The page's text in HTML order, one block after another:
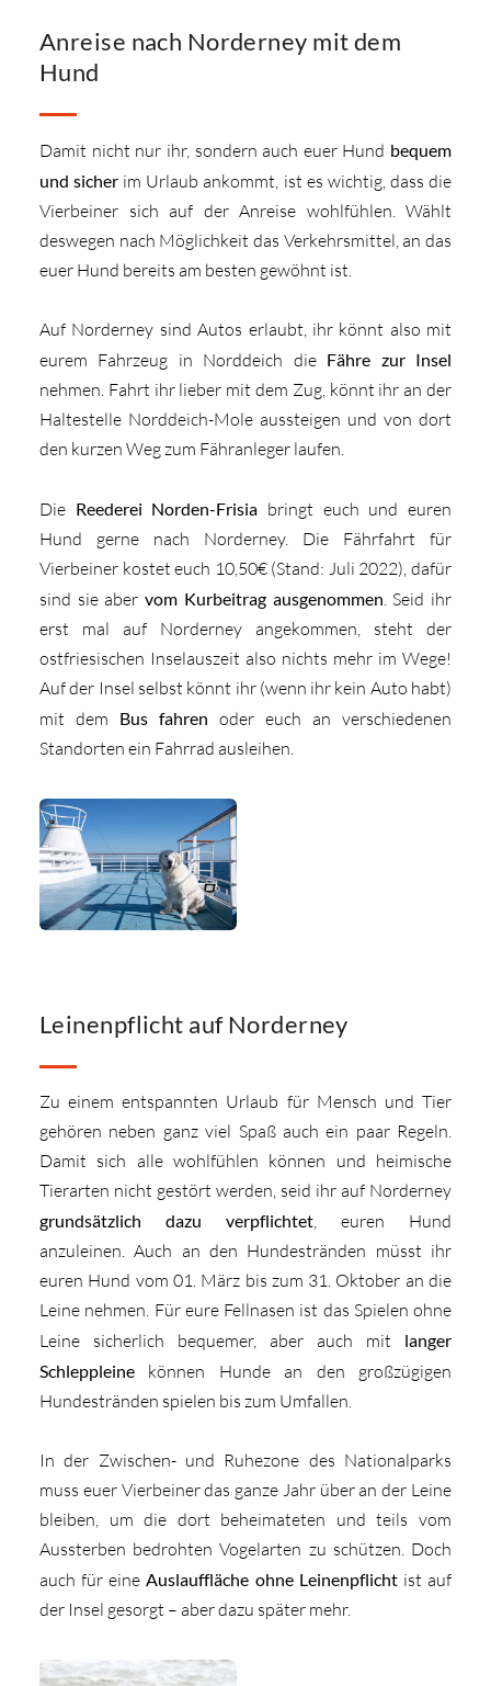
Anreise nach Norderney mit dem
Hund
Damit nicht nur ihr, sondern auch euer Hund bequem
und sicher im Urlaub ankommt, ist es wichtig, dass die
Vierbeiner sich auf der Anreise wohlfühlen. Wählt
deswegen nach Möglichkeit das Verkehrsmittel, an das
euer Hund bereits am besten gewöhnt ist.
Auf Norderney sind Autos erlaubt, ihr könnt also mit
eurem Fahrzeug in Norddeich die Fähre zur Insel
nehmen. Fahrt ihr lieber mit dem Zug, könnt ihr an der
Haltestelle Norddeich-Mole aussteigen und von dort
den kurzen Weg zum Fähranleger laufen.
Die Reederei Norden-Frisia bringt euch und euren
Hund gerne nach Norderney. Die Fährfahrt für
Vierbeiner kostet euch 10,50€ (Stand: Juli 2022), dafür
sind sie abervom Kurbeitrag ausgenommen. Seid ihr
erst mal auf Norderney angekommen, steht der
ostfriesischen Inselauszeit also nichts mehr im Wege!
Auf der Insel selbst könnt ihr (wenn ihr kein Auto habt)
mit dem Bus fahren oder euch an verschiedenen
Standorten ein Fahrrad ausleihen.
Leinenpflicht auf Norderney
Zu einem entspannten Urlaub für Mensch und Tier
gehören neben ganz viel Spaß auch ein paar Regeln.
Damit sich alle wohlfühlen können und heimische
Tierarten nicht gestört werden, seid ihr auf Norderney
grundsätzlich dazu verpflichtet, euren Hund
anzuleinen. Auch an den Hundestränden müsst ihr
euren Hund vom 01. März bis zum 31. Oktober an die
Leine nehmen. Für eure Fellnasen ist das Spielen ohne
Leine sicherlich bequemer, aber auch mit langer
Schleppleine können Hunde an den großzügigen
Hundestränden spielen bis zum Umfallen.
In der Zwischen- und Ruhezone des Nationalparks
muss euer Vierbeiner das ganze Jahr über an der Leine
bleiben, um die dort beheimateten und teils vom
Aussterben bedrohten Vogelarten zu schützen. Doch
auch für eineAuslauffläche ohne Leinenpflichtist auf
der Insel gesorgt – aber dazu später mehr.